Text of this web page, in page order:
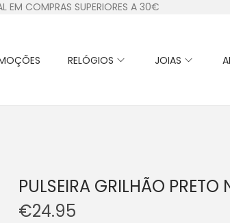
EM COMPRAS SUPERIORES A 30€
RELÓGIOS JOIAS
PULSEIRA GRILHÃO PRETO
€24.95